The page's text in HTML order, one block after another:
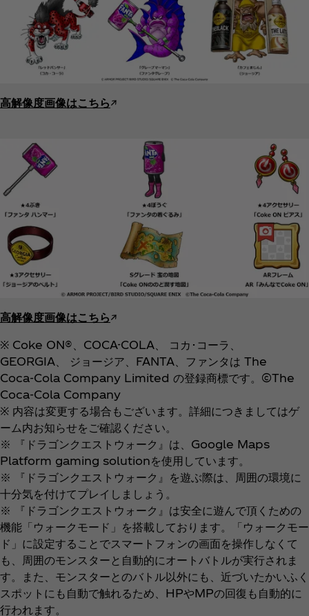
高解像度画像はこちら↗︎
高解像度画像はこちら↗︎
※ Coke ON®、COCA-COLA、 コカ･コーラ、
GEORGIA、 ジョージア、FANTA、ファンタは The
Coca‑Cola Company Limited の登録商標です。©The
Coca‑Cola Company
※ 内容は変更する場合もございます。詳細につきましてはゲ
ーム内お知らせをご確認ください。
※ 『ドラゴンクエストウォーク』は、Google Maps
Platform gaming solutionを使用しています。
※ 『ドラゴンクエストウォーク』を遊ぶ際は、周囲の環境に
十分気を付けてプレイしましょう。
※ 『ドラゴンクエストウォーク』は安全に遊んで頂くための
機能「ウォークモード」を搭載しております。「ウォークモー
ド」に設定することでスマートフォンの画面を操作しなくて
も、周囲のモンスターと自動的にオートバトルが実行されま
す。また、モンスターとのバトル以外にも、近づいたかいふく
スポットにも自動で触れるため、HPやMPの回復も自動的に
行われます。